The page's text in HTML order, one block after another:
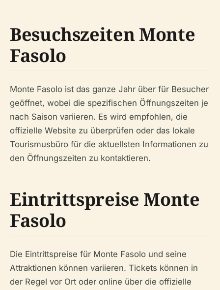
Besuchszeiten Monte
Fasolo
Monte Fasolo ist das ganze Jahr über für Besucher
geöffnet, wobei die spezifischen Öffnungszeiten je
nach Saison variieren. Es wird empfohlen, die
offizielle Website zu überprüfen oder das lokale
Tourismusbüro für die aktuellsten Informationen zu
den Öffnungszeiten zu kontaktieren.
Eintrittspreise Monte
Fasolo
Die Eintrittspreise für Monte Fasolo und seine
Attraktionen können variieren. Tickets können in
der Regel vor Ort oder online über die offizielle